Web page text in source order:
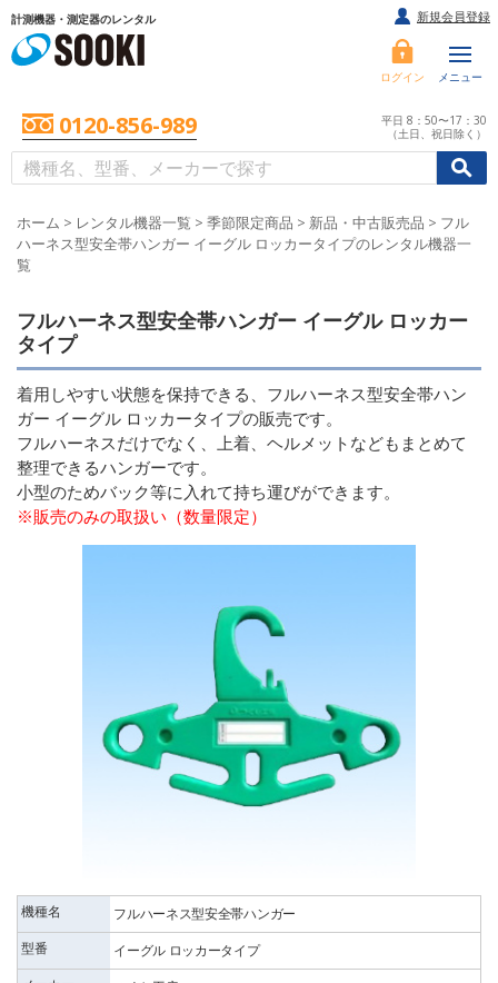
計測機器・測定器のレンタル
ログイン メニュー
0120-856-989
平日 8：50〜17：30
（土日、祝日除く）
//
新規会員登録
ホーム > レンタル機器一覧 > 季節限定商品 > 新品・中古販売品 > フル
ハーネス型安全帯ハンガー イーグル ロッカータイプのレンタル機器一
覧
フルハーネス型安全帯ハンガー イーグル ロッカー
タイプ
着用しやすい状態を保持できる、フルハーネス型安全帯ハン
ガー イーグル ロッカータイプの販売です。
フルハーネスだけでなく、上着、ヘルメットなどもまとめて
整理できるハンガーです。
小型のためバック等に入れて持ち運びができます。
※販売のみの取扱い（数量限定）
機種名
フルハーネス型安全帯ハンガー
型番
イーグル ロッカータイプ